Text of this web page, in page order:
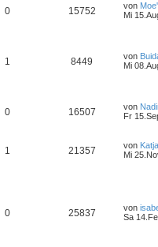
0 15752 von
Mi
1 8449 von
Mi
0 16507 von
Fr
1 21357 von
Mi
0 25837 von
Sa